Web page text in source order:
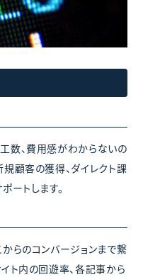
数、費用感がわからないの
顧客の獲得、ダイレクト課
ートします。
らのコンバージョンまで繋
ト内の回遊率、各記事から